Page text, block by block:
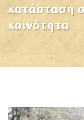
κατάσταση
κοινότητα